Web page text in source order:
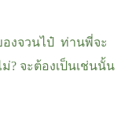
งจวนไป๋ ท่านพี่จะ
ม่? จะต้องเป็นเช่นนั้น